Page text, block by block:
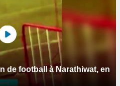
de football à Narathiwat, en